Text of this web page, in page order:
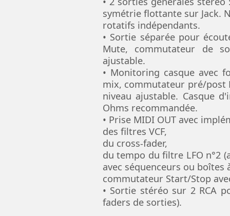
symétrie flottante sur Jack.
rotatifs indépendants.
• Sortie séparée pour
Mute, commutateur de
ajustable.
• Monitoring casque avec
mix, commutateur pré/post
niveau ajustable. Casque
Ohms recommandée.
• Prise MIDI OUT avec
des filtres VCF,
du cross-fader,
du tempo du filtre LFO n°2
avec séquenceurs ou boîtes
commutateur Start/Stop
• Sortie stéréo sur 2 RCA
faders de sorties).